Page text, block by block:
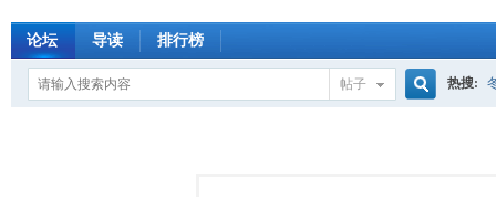
论坛 导读 排行榜
帖子 热搜: